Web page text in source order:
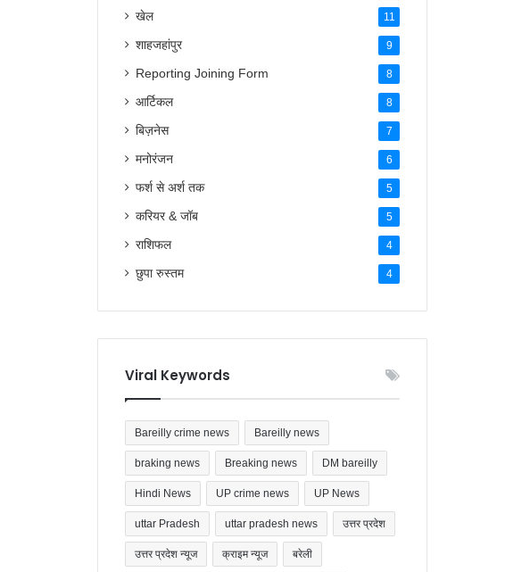
खेल 11
शाहजहांपुर 9
Reporting Joining Form 8
आर्टिकल 8
बिज़नेस 7
मनोरंजन 6
फर्श से अर्श तक 5
करियर & जॉब 5
राशिफल 4
छुपा रुस्तम 4
Viral Keywords
Bareilly crime news Bareilly news
braking news Breaking news DM bareilly
Hindi News UP crime news UP News
uttar Pradesh uttar pradesh news उत्तर प्रदेश
उत्तर प्रदेश न्यूज क्राइम न्यूज बरेली